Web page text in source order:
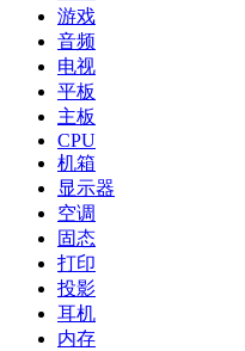
游戏
音频
电视
平板
主板
CPU
机箱
显示器
空调
固态
打印
投影
耳机
内存